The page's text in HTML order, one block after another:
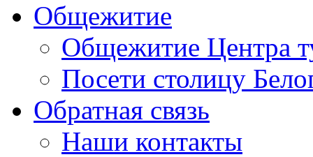
Общежитие
Общежитие Центра
Посети столицу
Обратная связь
Наши контакты